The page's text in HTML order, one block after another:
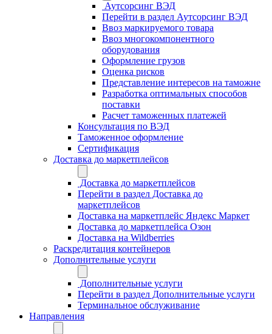
Аутсорсинг ВЭД
Перейти в раздел Аутсорсинг ВЭД
Ввоз маркируемого товара
Ввоз многокомпонентного
оборудования
Оформление грузов
Оценка рисков
Представление интересов на таможне
Разработка оптимальных способов
поставки
Расчет таможенных платежей
Консультация по ВЭД
Таможенное оформление
Сертификация
Доставка до маркетплейсов
Доставка до маркетплейсов
Перейти в раздел Доставка до
маркетплейсов
Доставка на маркетплейс Яндекс Маркет
Доставка до маркетплейса Озон
Доставка на Wildberries
Раскредитация контейнеров
Дополнительные услуги
Дополнительные услуги
Перейти в раздел Дополнительные услуги
Терминальное обслуживание
Направления